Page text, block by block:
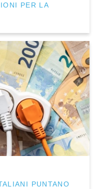
PER LA
PUNTANO